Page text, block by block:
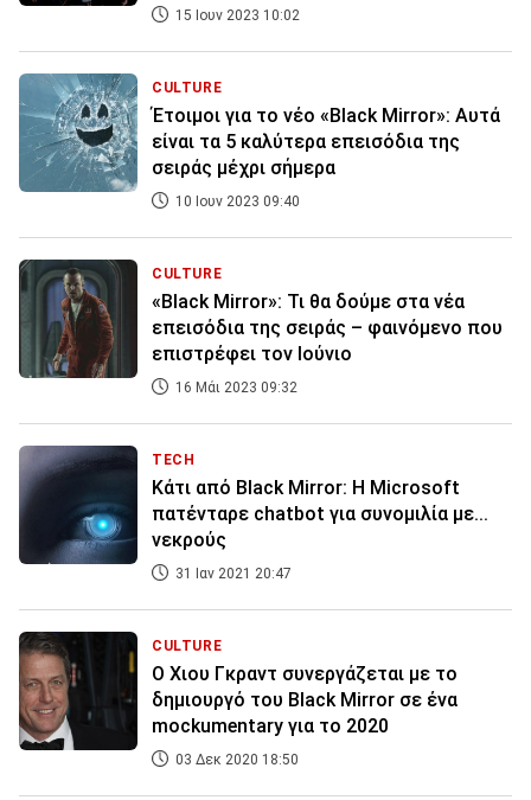
15 Ιουν 2023 10:02
CULTURE
Έτοιμοι για το νέο «Black Mirror»: Αυτά
είναι τα 5 καλύτερα επεισόδια της
σειράς μέχρι σήμερα
10 Ιουν 2023 09:40
CULTURE
«Black Mirror»: Τι θα δούμε στα νέα
επεισόδια της σειράς – φαινόμενο που
επιστρέφει τον Ιούνιο
16 Μάι 2023 09:32
TECH
Κάτι από Black Mirror: Η Microsoft
πατένταρε chatbot για συνομιλία με...
νεκρούς
31 Ιαν 2021 20:47
CULTURE
Ο Χιου Γκραντ συνεργάζεται με το
δημιουργό του Black Mirror σε ένα
mockumentary για το 2020
03 Δεκ 2020 18:50